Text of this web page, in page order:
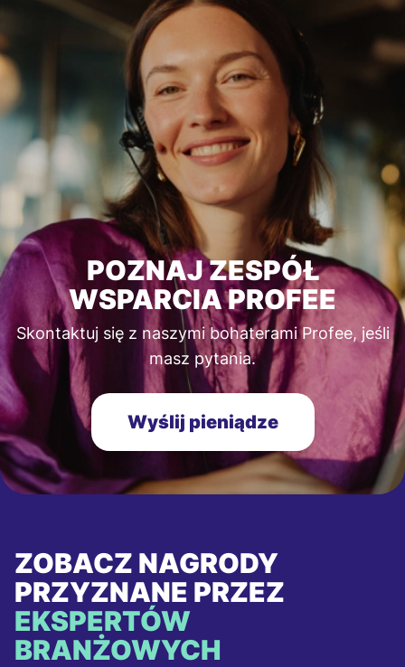
POZNAJ ZESPÓŁ
WSPARCIA PROFEE
Skontaktuj się z naszymi bohaterami Profee, jeśli
masz pytania.
Wyślij pieniądze
ZOBACZ NAGRODY
PRZYZNANE PRZEZ
EKSPERTÓW
BRANŻOWYCH